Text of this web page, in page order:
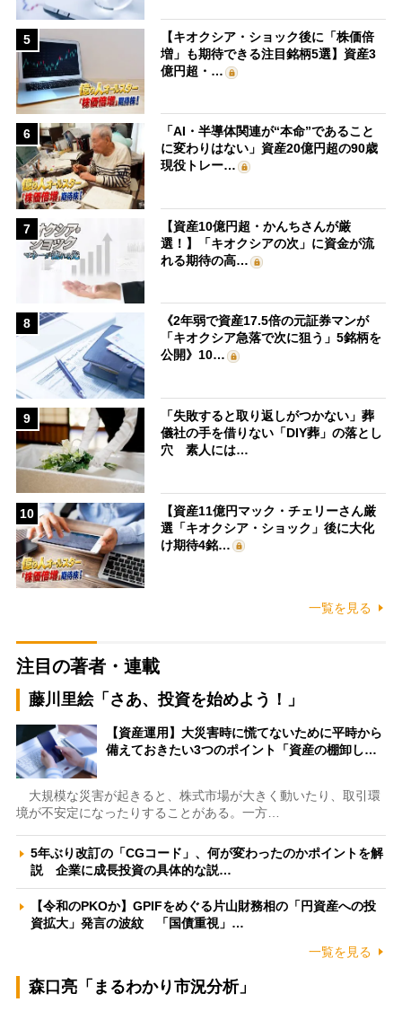
5
【キオクシア・ショック後に「株価倍
増」も期待できる注目銘柄5選】資産3
億円超・…
6
「AI・半導体関連が“本命”であること
に変わりはない」資産20億円超の90歳
現役トレー…
7
【資産10億円超・かんちさんが厳
選！】「キオクシアの次」に資金が流
れる期待の高…
8
《2年弱で資産17.5倍の元証券マンが
「キオクシア急落で次に狙う」5銘柄を
公開》10…
9
「失敗すると取り返しがつかない」葬
儀社の手を借りない「DIY葬」の落とし
穴 素人には…
10
【資産11億円マック・チェリーさん厳
選「キオクシア・ショック」後に大化
け期待4銘…
一覧を見る
注目の著者・連載
藤川里絵「さあ、投資を始めよう！」
【資産運用】大災害時に慌てないために平時から
備えておきたい3つのポイント「資産の棚卸し…
大規模な災害が起きると、株式市場が大きく動いたり、取引環
境が不安定になったりすることがある。一方…
5年ぶり改訂の「CGコード」、何が変わったのかポイントを解
説 企業に成長投資の具体的な説…
【令和のPKOか】GPIFをめぐる片山財務相の「円資産への投
資拡大」発言の波紋 「国債重視」…
一覧を見る
森口亮「まるわかり市況分析」